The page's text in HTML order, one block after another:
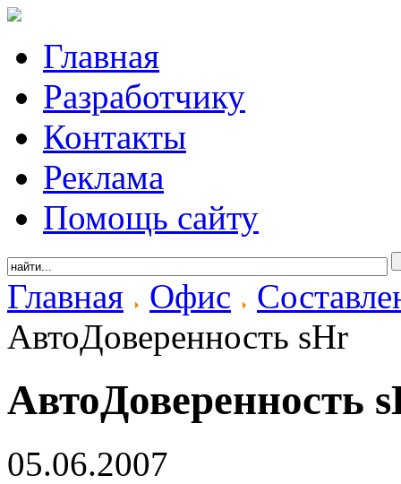
Главная
Разработчику
Контакты
Реклама
Помощь сайту
Главная Офис
АвтоДоверенность sHr
АвтоДоверенность
05.06.2007